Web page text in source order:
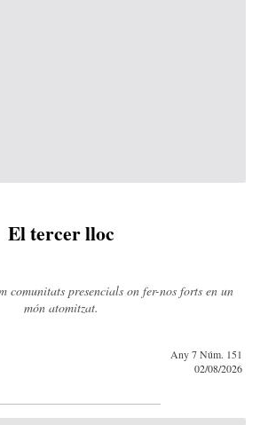
El tercer lloc
comunitats presencials on fer-nos forts en un
món atomitzat.
Any 7 Núm. 151
02/08/2026